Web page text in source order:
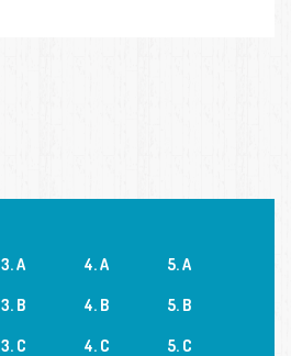
3. A
3. B
3. C
4. A
4. B
4. C
5. A
5. B
5. C